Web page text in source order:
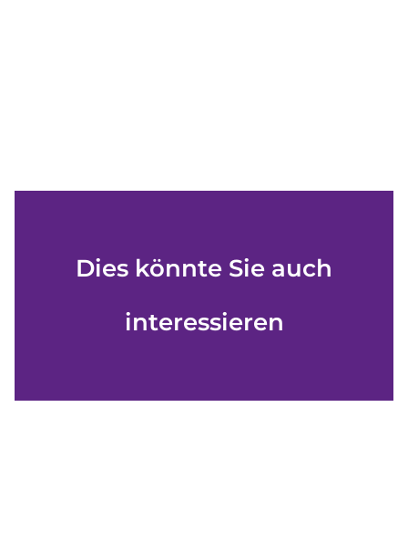
Dies könnte Sie auch
interessieren